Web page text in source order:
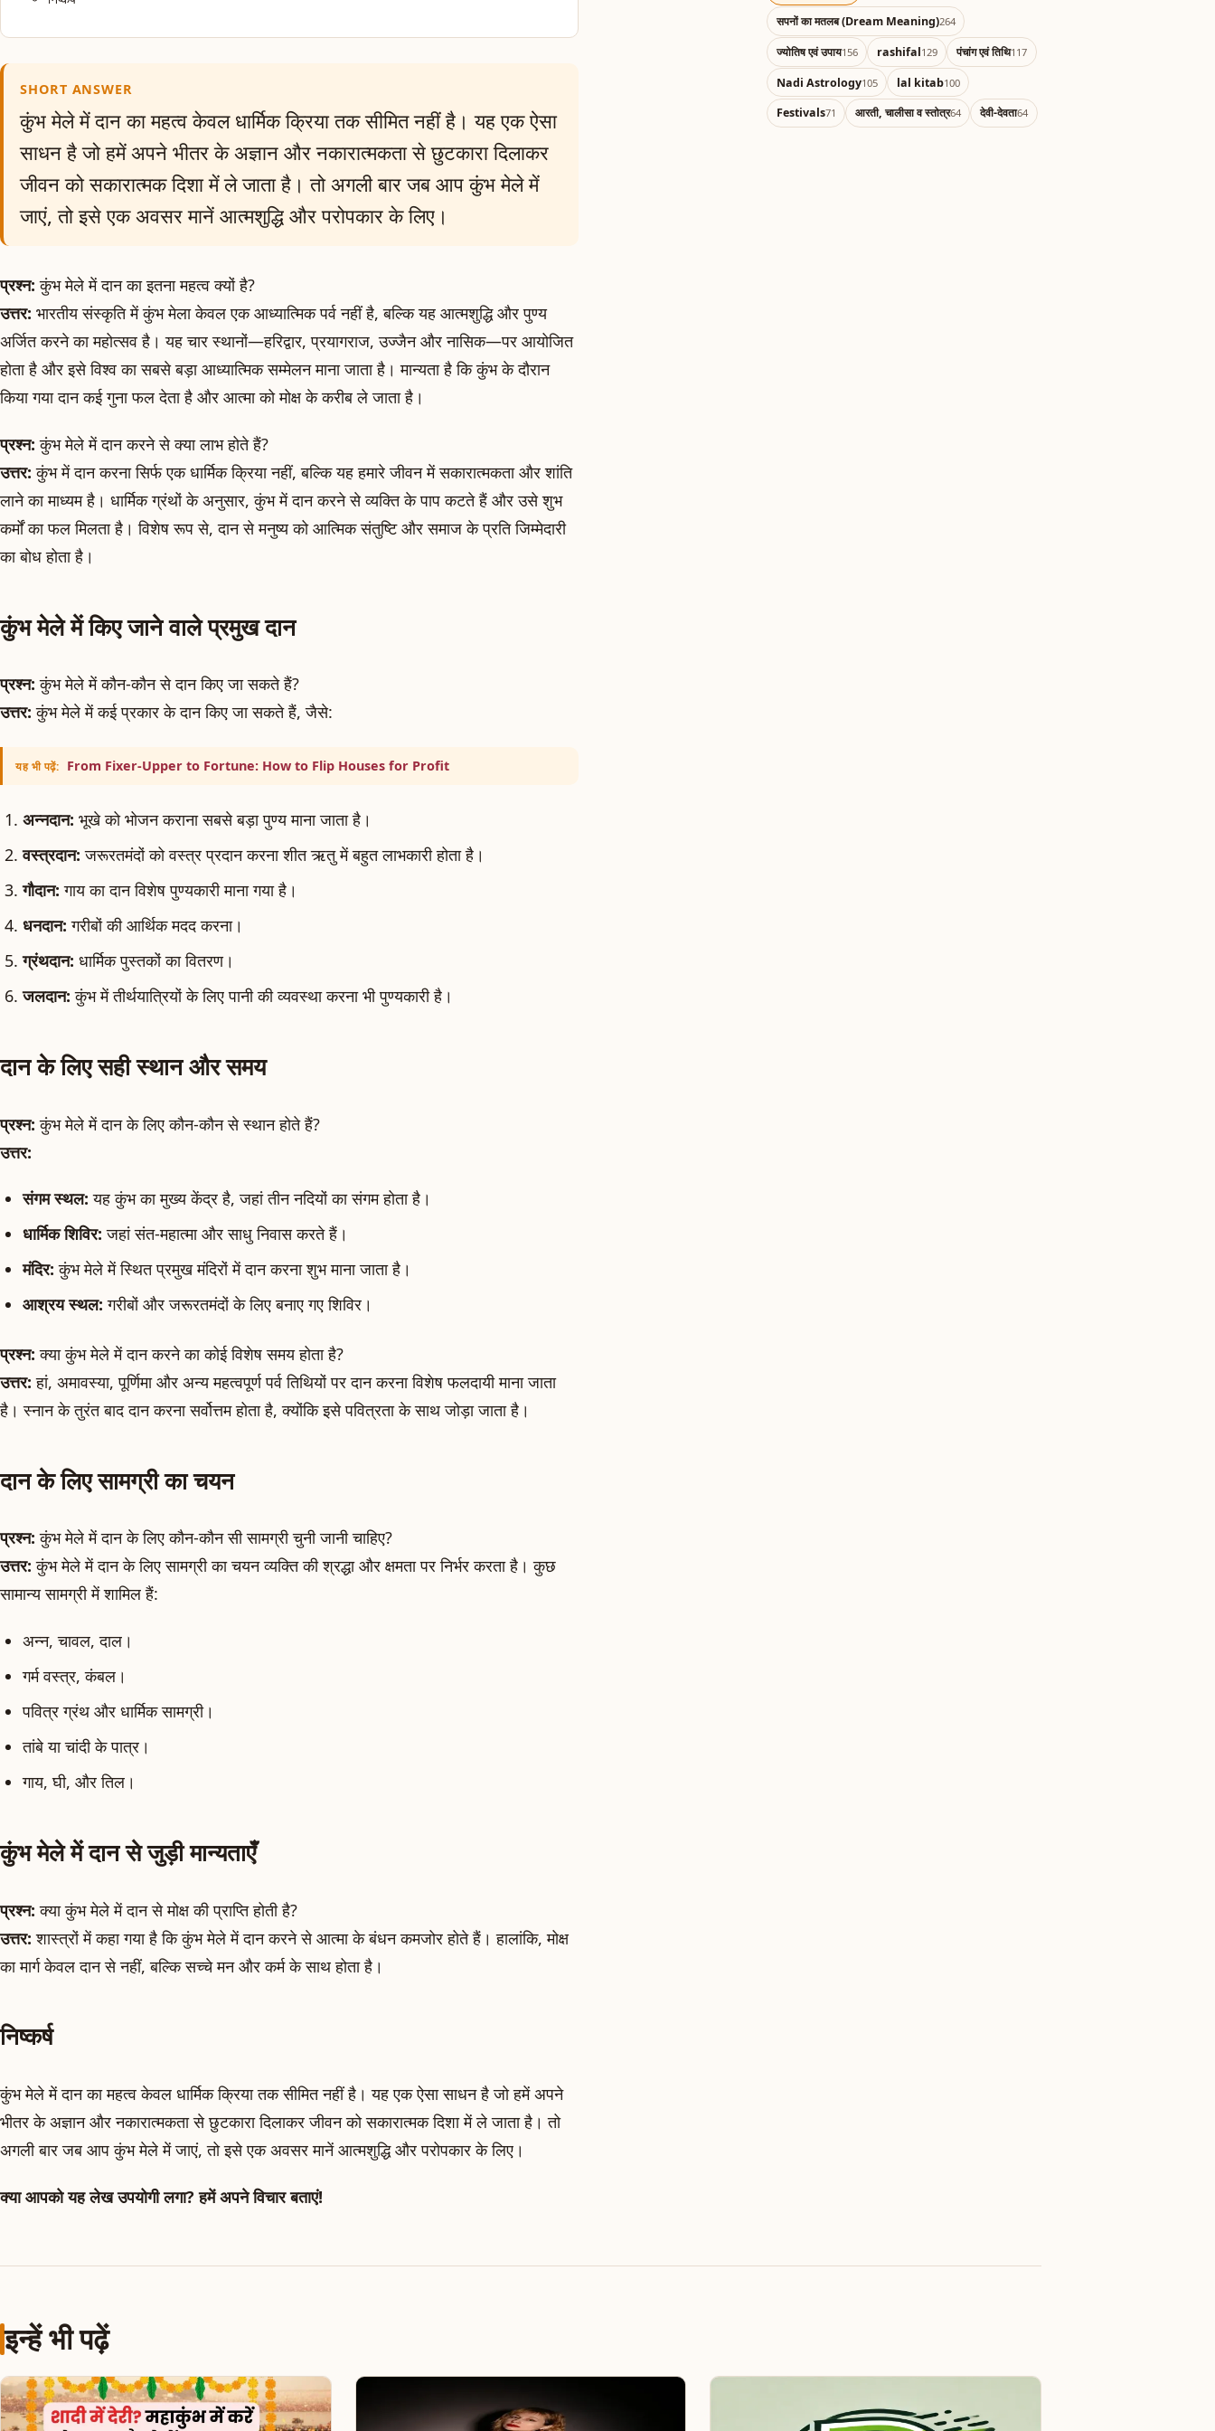
SHORT ANSWER
कुंभ मेले में दान का महत्व केवल धार्मिक क्रिया तक सीमित नहीं है। यह एक ऐसा
साधन है जो हमें अपने भीतर के अज्ञान और नकारात्मकता से छुटकारा दिलाकर
जीवन को सकारात्मक दिशा में ले जाता है। तो अगली बार जब आप कुंभ मेले में
जाएं, तो इसे एक अवसर मानें आत्मशुद्धि और परोपकार के लिए।
प्रश्न: कुंभ मेले में दान का इतना महत्व क्यों है?
उत्तर: भारतीय संस्कृति में कुंभ मेला केवल एक आध्यात्मिक पर्व नहीं है, बल्कि यह आत्मशुद्धि और पुण्य
अर्जित करने का महोत्सव है। यह चार स्थानों—हरिद्वार, प्रयागराज, उज्जैन और नासिक—पर आयोजित
होता है और इसे विश्व का सबसे बड़ा आध्यात्मिक सम्मेलन माना जाता है। मान्यता है कि कुंभ के दौरान
किया गया दान कई गुना फल देता है और आत्मा को मोक्ष के करीब ले जाता है।
प्रश्न: कुंभ मेले में दान करने से क्या लाभ होते हैं?
उत्तर: कुंभ में दान करना सिर्फ एक धार्मिक क्रिया नहीं, बल्कि यह हमारे जीवन में सकारात्मकता और शांति
लाने का माध्यम है। धार्मिक ग्रंथों के अनुसार, कुंभ में दान करने से व्यक्ति के पाप कटते हैं और उसे शुभ
कर्मों का फल मिलता है। विशेष रूप से, दान से मनुष्य को आत्मिक संतुष्टि और समाज के प्रति जिम्मेदारी
का बोध होता है।
कुंभ मेले में किए जाने वाले प्रमुख दान
प्रश्न: कुंभ मेले में कौन-कौन से दान किए जा सकते हैं?
उत्तर: कुंभ मेले में कई प्रकार के दान किए जा सकते हैं, जैसे:
यह भी पढ़ें: From Fixer-Upper to Fortune: How to Flip Houses for Profit
अन्नदान: भूखे को भोजन कराना सबसे बड़ा पुण्य माना जाता है।
वस्त्रदान: जरूरतमंदों को वस्त्र प्रदान करना शीत ऋतु में बहुत लाभकारी होता है।
गौदान: गाय का दान विशेष पुण्यकारी माना गया है।
धनदान: गरीबों की आर्थिक मदद करना।
ग्रंथदान: धार्मिक पुस्तकों का वितरण।
जलदान: कुंभ में तीर्थयात्रियों के लिए पानी की व्यवस्था करना भी पुण्यकारी है।
दान के लिए सही स्थान और समय
प्रश्न: कुंभ मेले में दान के लिए कौन-कौन से स्थान होते हैं?
उत्तर:
संगम स्थल: यह कुंभ का मुख्य केंद्र है, जहां तीन नदियों का संगम होता है।
धार्मिक शिविर: जहां संत-महात्मा और साधु निवास करते हैं।
मंदिर: कुंभ मेले में स्थित प्रमुख मंदिरों में दान करना शुभ माना जाता है।
आश्रय स्थल: गरीबों और जरूरतमंदों के लिए बनाए गए शिविर।
प्रश्न: क्या कुंभ मेले में दान करने का कोई विशेष समय होता है?
उत्तर: हां, अमावस्या, पूर्णिमा और अन्य महत्वपूर्ण पर्व तिथियों पर दान करना विशेष फलदायी माना जाता
है। स्नान के तुरंत बाद दान करना सर्वोत्तम होता है, क्योंकि इसे पवित्रता के साथ जोड़ा जाता है।
दान के लिए सामग्री का चयन
प्रश्न: कुंभ मेले में दान के लिए कौन-कौन सी सामग्री चुनी जानी चाहिए?
उत्तर: कुंभ मेले में दान के लिए सामग्री का चयन व्यक्ति की श्रद्धा और क्षमता पर निर्भर करता है। कुछ
सामान्य सामग्री में शामिल हैं:
अन्न, चावल, दाल।
गर्म वस्त्र, कंबल।
पवित्र ग्रंथ और धार्मिक सामग्री।
तांबे या चांदी के पात्र।
गाय, घी, और तिल।
कुंभ मेले में दान से जुड़ी मान्यताएँ
प्रश्न: क्या कुंभ मेले में दान से मोक्ष की प्राप्ति होती है?
उत्तर: शास्त्रों में कहा गया है कि कुंभ मेले में दान करने से आत्मा के बंधन कमजोर होते हैं। हालांकि, मोक्ष
का मार्ग केवल दान से नहीं, बल्कि सच्चे मन और कर्म के साथ होता है।
निष्कर्ष
कुंभ मेले में दान का महत्व केवल धार्मिक क्रिया तक सीमित नहीं है। यह एक ऐसा साधन है जो हमें अपने
भीतर के अज्ञान और नकारात्मकता से छुटकारा दिलाकर जीवन को सकारात्मक दिशा में ले जाता है। तो
अगली बार जब आप कुंभ मेले में जाएं, तो इसे एक अवसर मानें आत्मशुद्धि और परोपकार के लिए।
क्या आपको यह लेख उपयोगी लगा? हमें अपने विचार बताएं!
सपनों का मतलब (Dream Meaning)264
ज्योतिष एवं उपाय156 rashifal129 पंचांग एवं तिथि117
Nadi Astrology105 lal kitab100
Festivals71 आरती, चालीसा व स्तोत्र64 देवी-देवता64
इन्हें भी पढ़ें